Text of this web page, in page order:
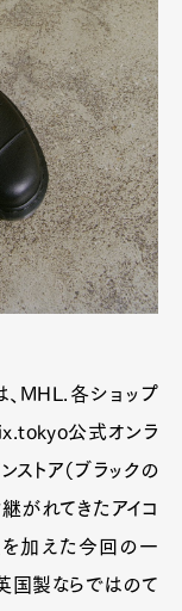
MHL.各ショップ
公式オンラ
ストア（ブラックの
がれてきたアイコ
を加えた今回の一
国製ならではのて